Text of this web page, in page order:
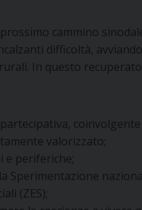
cammino
difficoltà,
In questo
valorizzato;
e periferiche;
(ZES);